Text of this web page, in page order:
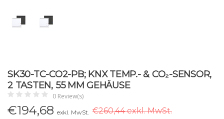
SK30-TC-CO2-PB; KNX TEMP.- & CO₂-SENSOR,
2 TASTEN, 55 MM GEHÄUSE
0 Review(s)
€194,68 exkl. MwSt. €260,44 exkl. MwSt.